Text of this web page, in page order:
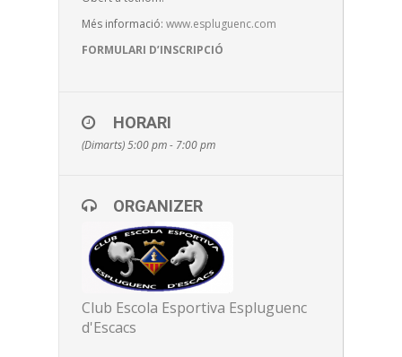
Més informació: www.espluguenc.com
FORMULARI D’INSCRIPCIÓ
HORARI
(Dimarts) 5:00 pm - 7:00 pm
ORGANIZER
Club Escola Esportiva Espluguenc
d'Escacs